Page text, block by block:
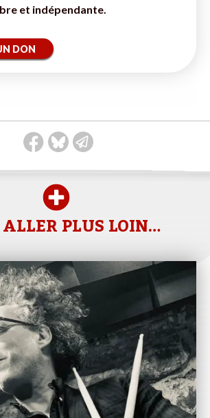
et indépendante.
DON
PLUS LOIN…